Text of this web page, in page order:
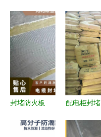
封堵防火板
封堵材料生
配电柜封堵
解析与防火